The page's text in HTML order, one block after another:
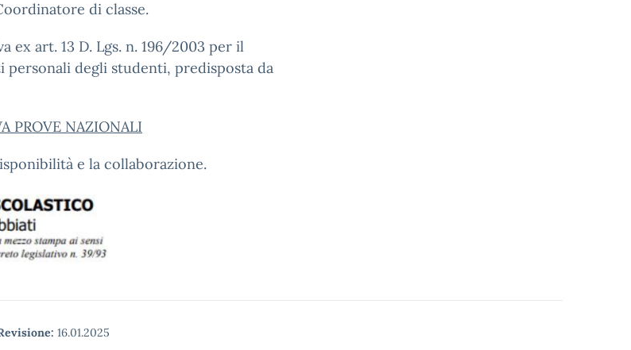
di classe.
ex art. 13 D. Lgs. n. 196/2003 per il
degli studenti, predisposta da
PROVE NAZIONALI
e la collaborazione.
16.01.2025